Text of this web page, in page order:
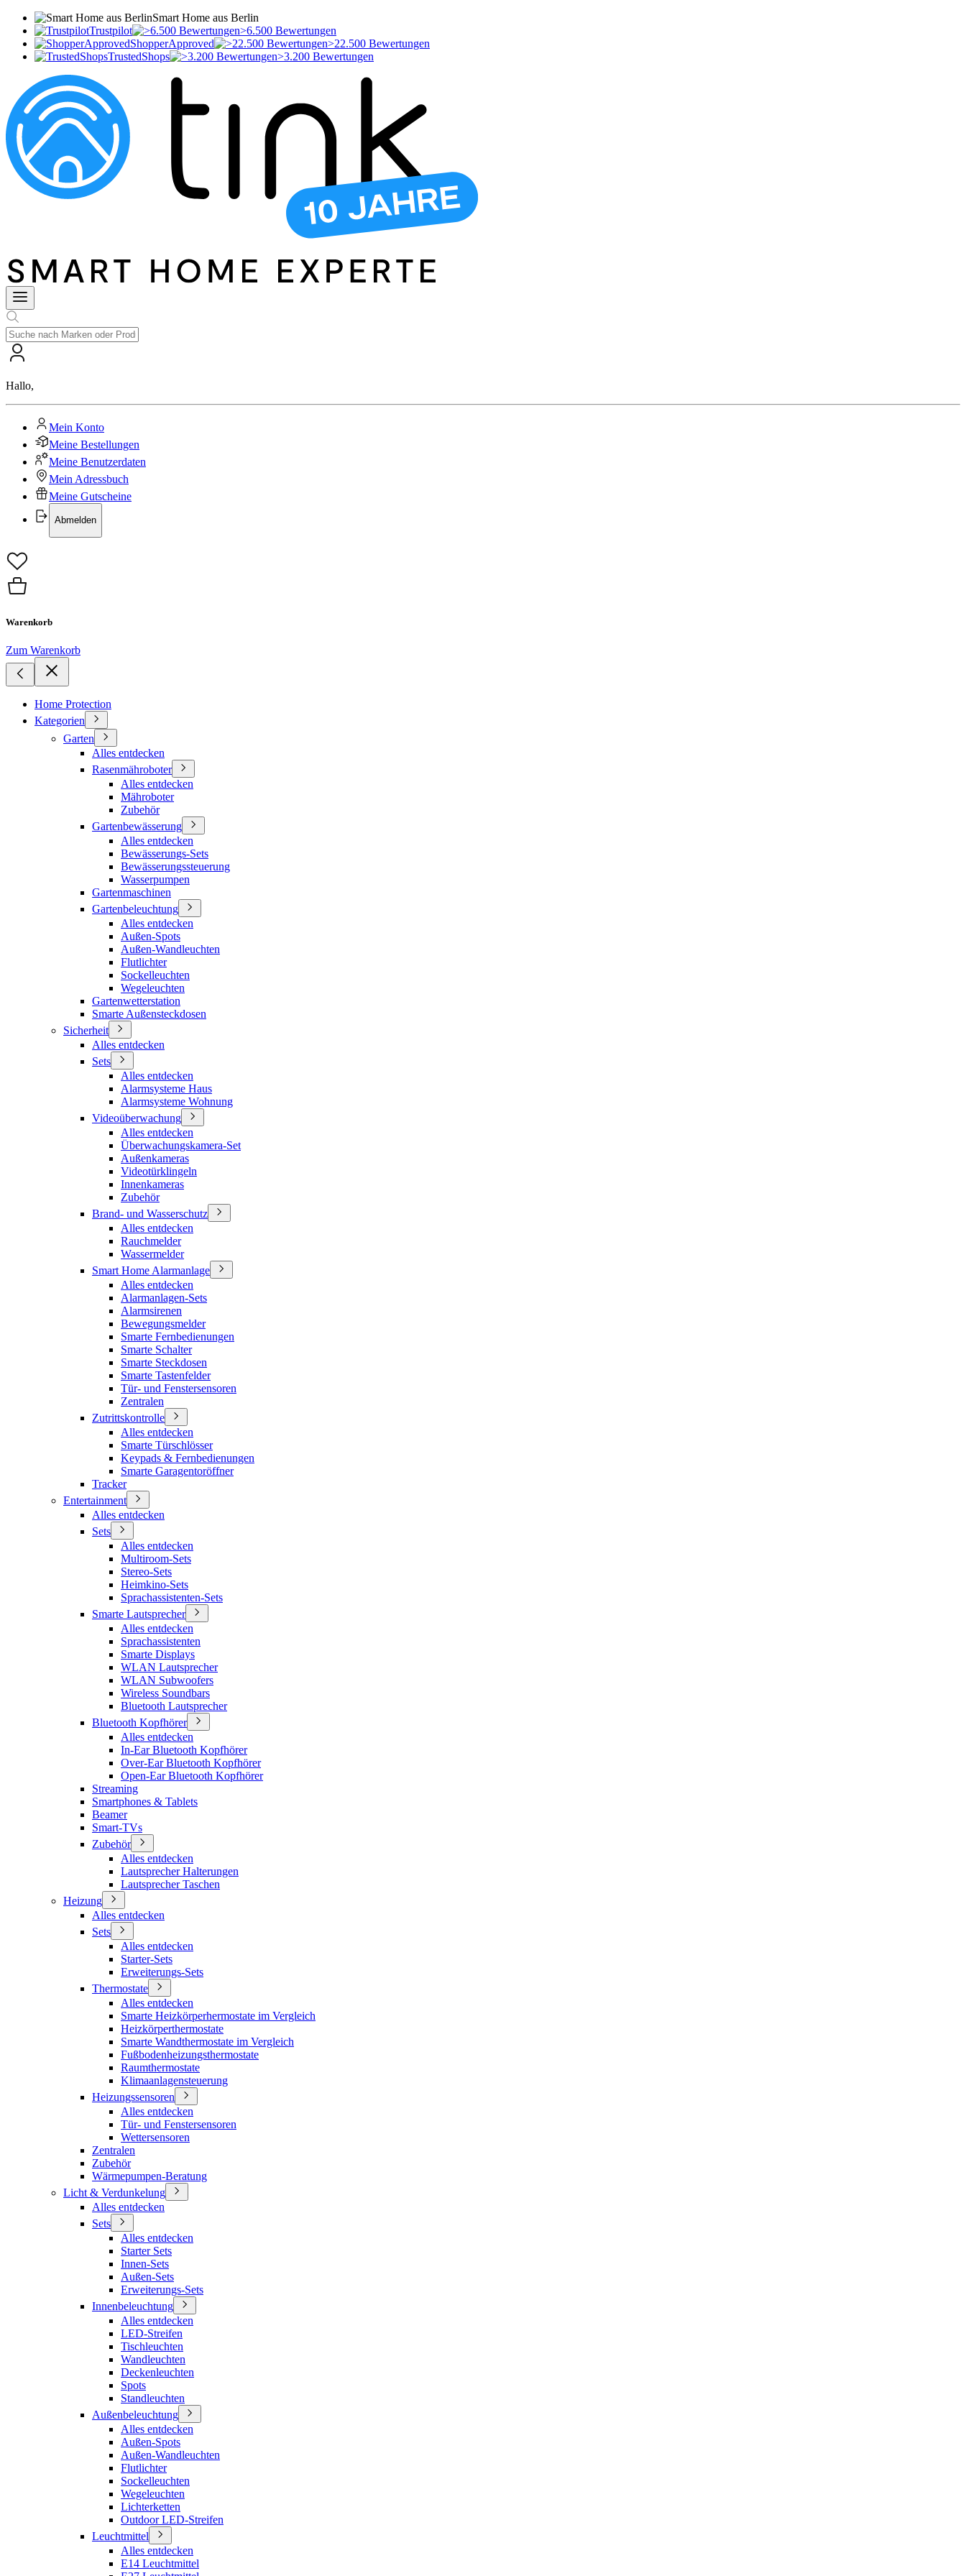
Smart Home aus Berlin
Trustpilot
>6.500 Bewertungen
ShopperApproved
>22.500 Bewertungen
TrustedShops
>3.200 Bewertungen
Hallo,
Mein Konto
Meine Bestellungen
Meine Benutzerdaten
Mein Adressbuch
Meine Gutscheine
Abmelden
Warenkorb
Zum Warenkorb
Home Protection
Kategorien
Garten
Alles entdecken
Rasenmähroboter
Alles entdecken
Mähroboter
Zubehör
Gartenbewässerung
Alles entdecken
Bewässerungs-Sets
Bewässerungssteuerung
Wasserpumpen
Gartenmaschinen
Gartenbeleuchtung
Alles entdecken
Außen-Spots
Außen-Wandleuchten
Flutlichter
Sockelleuchten
Wegeleuchten
Gartenwetterstation
Smarte Außensteckdosen
Sicherheit
Alles entdecken
Sets
Alles entdecken
Alarmsysteme Haus
Alarmsysteme Wohnung
Videoüberwachung
Alles entdecken
Überwachungskamera-Set
Außenkameras
Videotürklingeln
Innenkameras
Zubehör
Brand- und Wasserschutz
Alles entdecken
Rauchmelder
Wassermelder
Smart Home Alarmanlage
Alles entdecken
Alarmanlagen-Sets
Alarmsirenen
Bewegungsmelder
Smarte Fernbedienungen
Smarte Schalter
Smarte Steckdosen
Smarte Tastenfelder
Tür- und Fenstersensoren
Zentralen
Zutrittskontrolle
Alles entdecken
Smarte Türschlösser
Keypads & Fernbedienungen
Smarte Garagentoröffner
Tracker
Entertainment
Alles entdecken
Sets
Alles entdecken
Multiroom-Sets
Stereo-Sets
Heimkino-Sets
Sprachassistenten-Sets
Smarte Lautsprecher
Alles entdecken
Sprachassistenten
Smarte Displays
WLAN Lautsprecher
WLAN Subwoofers
Wireless Soundbars
Bluetooth Lautsprecher
Bluetooth Kopfhörer
Alles entdecken
In-Ear Bluetooth Kopfhörer
Over-Ear Bluetooth Kopfhörer
Open-Ear Bluetooth Kopfhörer
Streaming
Smartphones & Tablets
Beamer
Smart-TVs
Zubehör
Alles entdecken
Lautsprecher Halterungen
Lautsprecher Taschen
Heizung
Alles entdecken
Sets
Alles entdecken
Starter-Sets
Erweiterungs-Sets
Thermostate
Alles entdecken
Smarte Heizkörperhermostate im Vergleich
Heizkörperthermostate
Smarte Wandthermostate im Vergleich
Fußbodenheizungsthermostate
Raumthermostate
Klimaanlagensteuerung
Heizungssensoren
Alles entdecken
Tür- und Fenstersensoren
Wettersensoren
Zentralen
Zubehör
Wärmepumpen-Beratung
Licht & Verdunkelung
Alles entdecken
Sets
Alles entdecken
Starter Sets
Innen-Sets
Außen-Sets
Erweiterungs-Sets
Innenbeleuchtung
Alles entdecken
LED-Streifen
Tischleuchten
Wandleuchten
Deckenleuchten
Spots
Standleuchten
Außenbeleuchtung
Alles entdecken
Außen-Spots
Außen-Wandleuchten
Flutlichter
Sockelleuchten
Wegeleuchten
Lichterketten
Outdoor LED-Streifen
Leuchtmittel
Alles entdecken
E14 Leuchtmittel